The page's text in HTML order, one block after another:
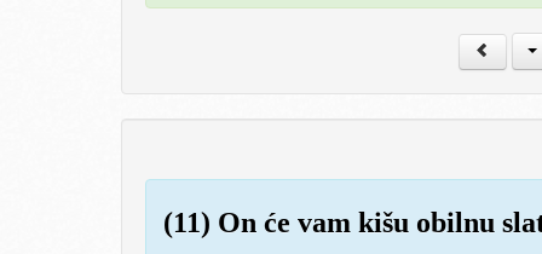
(11) On će vam kišu obilnu